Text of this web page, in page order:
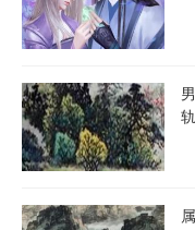
问题和克服困难,你能够取
学习新知识和技能,不断
同事和上级的沟通和合作
对待这些机会,分析利弊,